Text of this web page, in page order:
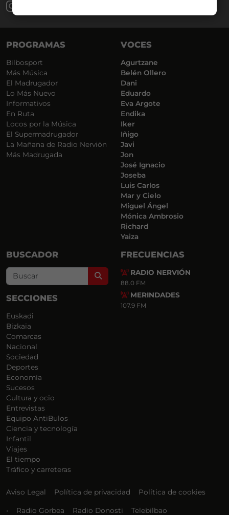
PROGRAMAS
Bilbosport
Más Música
El Madrugador
Lo Más Nuevo
Informativos
En Ruta
Locos por la Música
El Supermadrugador
La Mañana de Radio Nervión
Más Madrugada
VOCES
Agurtzane
Belén Ollero
Dani
Eduardo
Eva Argote
Endika
Iker
Iñigo
Javi
Jon
José Ignacio
Joseba
Luis Carlos
Mar y Cielo
Miguel Ángel
Mónica Ambrosio
Richard
Yaiza
BUSCADOR
Search
SECCIONES
Euskadi
Bizkaia
Comarcas
Nacional
Sociedad
Deportes
Economía
Sucesos
Cultura y ocio
Entrevistas
Equipo AntiBulos
Ciencia y tecnología
Infantil
Viajes
El tiempo
Tráfico y carreteras
FRECUENCIAS
RADIO NERVIÓN
88.0 FM
MERINDADES
107.9 FM
Aviso Legal Política de privacidad Política de cookies
• Radio Gorbea Radio Donosti Telebilbao